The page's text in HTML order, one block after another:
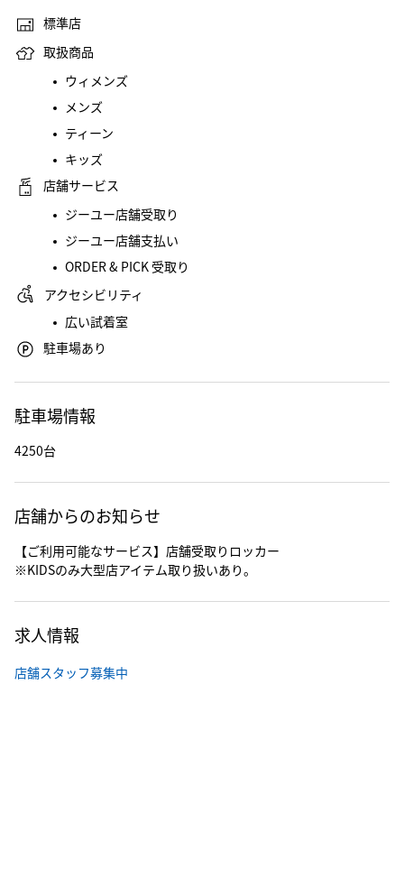
標準店
取扱商品
ウィメンズ
メンズ
ティーン
キッズ
店舗サービス
ジーユー店舗受取り
ジーユー店舗支払い
ORDER & PICK 受取り
アクセシビリティ
広い試着室
駐車場あり
駐車場情報
4250台
店舗からのお知らせ
【ご利用可能なサービス】店舗受取りロッカー
※KIDSのみ大型店アイテム取り扱いあり。
求人情報
店舗スタッフ募集中